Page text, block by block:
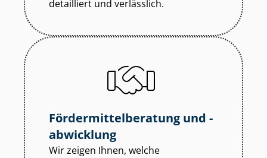
detailliert und verlässlich.
För­der­mit­tel­be­ra­tung und -
abwicklung
Wir zeigen Ihnen, welche